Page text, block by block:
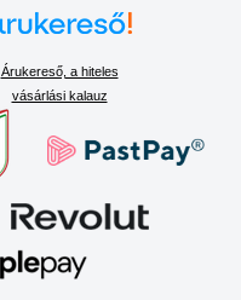
Árukereső, a hiteles
vásárlási kalauz